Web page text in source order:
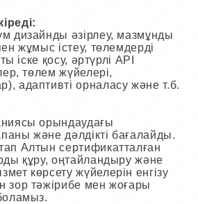
дизайнды әзірлеу, мазмұнды
жұмыс істеу, төлемдерді
іске қосу, әртүрлі API
төлем жүйелері,
адаптивті орналасу және т.б.
орындаудағы
және дәлдікті бағалайды.
Алтын сертификатталған
құру, оңтайландыру және
көрсету жүйелерін енгізу
зор тәжірибе мен жоғары